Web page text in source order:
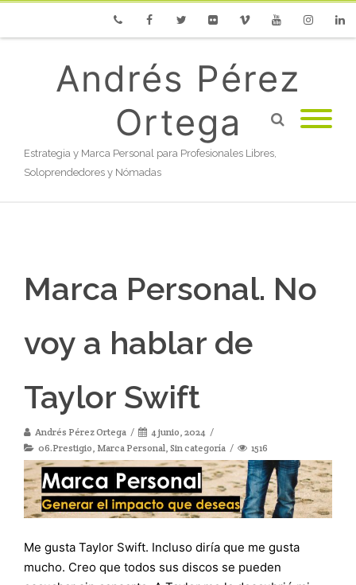
Andrés Pérez
Ortega
Estrategia y Marca Personal para Profesionales Libres,
Soloprendedores y Nómadas
Marca Personal. No
voy a hablar de
Taylor Swift
Andrés Pérez Ortega
4 junio, 2024
06.Prestigio, Marca Personal, Sin categoría 1516
Me gusta Taylor Swift. Incluso diría que me gusta
mucho. Creo que todos sus discos se pueden